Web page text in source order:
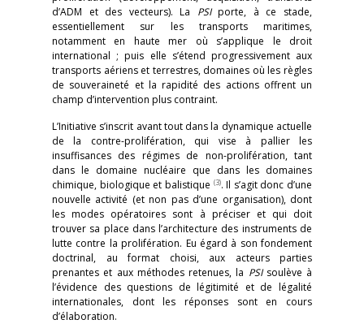
d’ADM et des vecteurs). La PSIporte, à ce stade,
essentiellement sur les transports maritimes,
notamment en haute mer où s’applique le droit
international ; puis elle s’étend progressivement aux
transports aériens et terrestres, domaines où les règles
de souveraineté et la rapidité des actions offrent un
champ d’intervention plus contraint.
L’Initiative s’inscrit avant tout dans la dynamique actuelle
de la contre-prolifération, qui vise à pallier les
insuffisances des régimes de non-prolifération, tant
dans le domaine nucléaire que dans les domaines
chimique, biologique et balistique (3). Il s’agit donc d’une
nouvelle activité (et non pas d’une organisation), dont
les modes opératoires sont à préciser et qui doit
trouver sa place dans l’architecture des instruments de
lutte contre la prolifération. Eu égard à son fondement
doctrinal, au format choisi, aux acteurs parties
prenantes et aux méthodes retenues, la PSIsoulève à
l’évidence des questions de légitimité et de légalité
internationales, dont les réponses sont en cours
d’élaboration.